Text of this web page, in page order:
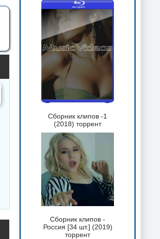
Сборник клипов -1
(2018) торрент
Сборник клипов -
Россия [34 шт.] (2019)
торрент